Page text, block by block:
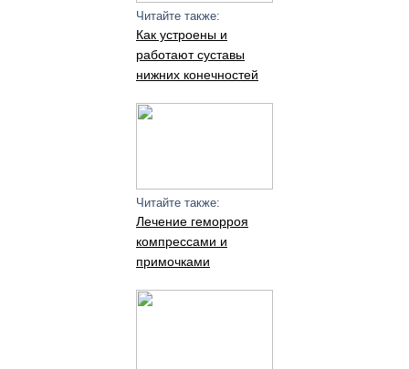
Читайте также:
Как устроены и
работают суставы
нижних конечностей
Читайте также:
Лечение геморроя
компрессами и
примочками